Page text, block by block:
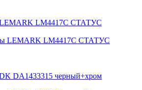
LEMARK LM4417С СТАТУС
DA1433315 черный+хром